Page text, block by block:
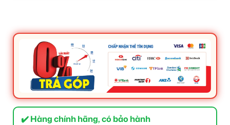
✔️ Hàng chính hãng, có bảo hành